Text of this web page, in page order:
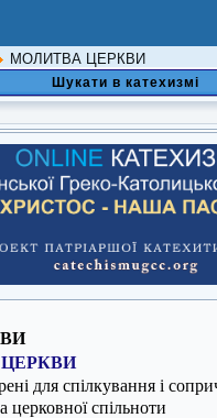
МОЛИТВА ЦЕРКВИ
Шукати в катехизмі
для спілкування і
церковної спільноти